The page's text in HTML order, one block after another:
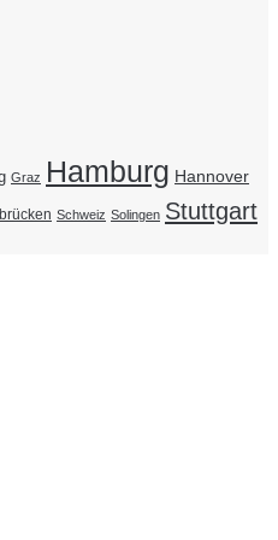
Graz Hamburg Hannover
Schweiz Solingen Stuttgart